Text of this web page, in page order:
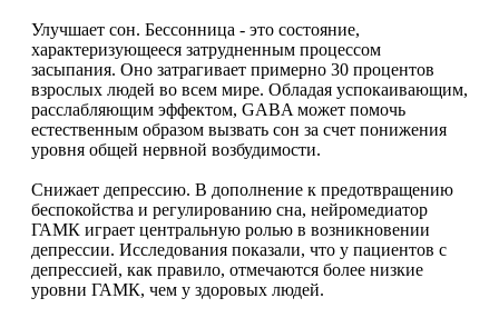
Антиоксиданты
Борьба со стрессом
НАЗАД
5-HTP
Адаптогены и Ноотропы
Свой Путь
Улучшает сон. Бессонница - это состояние,
характеризующееся затрудненным процессом
засыпания. Оно затрагивает примерно 30 процентов
взрослых людей во всем мире. Обладая успокаивающим,
расслабляющим эффектом, GABA может помочь
естественным образом вызвать сон за счет понижения
уровня общей нервной возбудимости.
Снижает депрессию. В дополнение к предотвращению
беспокойства и регулированию сна, нейромедиатор
ГАМК играет центральную ролью в возникновении
депрессии. Исследования показали, что у пациентов с
депрессией, как правило, отмечаются более низкие
уровни ГАМК, чем у здоровых людей.